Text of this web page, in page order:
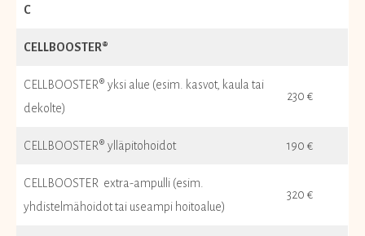
C
CELLBOOSTER®
CELLBOOSTER® yksi alue (esim. kasvot, kaula tai
dekolte)
230 €
CELLBOOSTER® ylläpitohoidot 190 €
​​​CELLBOOSTER extra-ampulli (esim.
yhdistelmähoidot tai useampi hoitoalue)
320 €